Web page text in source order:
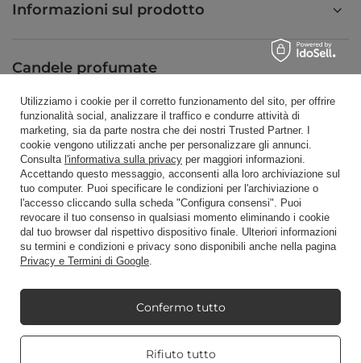
Informazioni sul prodotto
Candele profumate
Scorciatoia
Blog
Candle World,Tarnowska 23/2,61-323Poznań
Presentiamo i prezzi netti in negozio (IVA esclusa).
Utilizziamo i cookie per il corretto funzionamento del sito, per offrire
funzionalità social, analizzare il traffico e condurre attività di
marketing, sia da parte nostra che dei nostri Trusted Partner. I
cookie vengono utilizzati anche per personalizzare gli annunci.
Consulta l'informativa sulla privacy per maggiori informazioni.
Accettando questo messaggio, acconsenti alla loro archiviazione sul
tuo computer. Puoi specificare le condizioni per l'archiviazione o
l'accesso cliccando sulla scheda "Configura consensi". Puoi
revocare il tuo consenso in qualsiasi momento eliminando i cookie
dal tuo browser dal rispettivo dispositivo finale. Ulteriori informazioni
su termini e condizioni e privacy sono disponibili anche nella pagina
Privacy e Termini di Google.
Rifiuto tutto
Confermo tutto